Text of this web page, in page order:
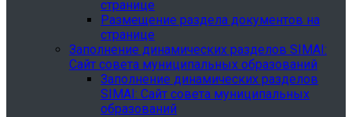
странице
Размещение раздела документов на
странице
Заполнение динамических разделов SIMAI:
Сайт совета муниципальных образований
Заполнение динамических разделов
SIMAI: Сайт совета муниципальных
образований